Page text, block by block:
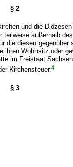
§ 2
und die
teilweise außerhalb
die diesen gegenüber
ihren Wohnsitz oder
im Freistaat
Kirchensteuer.4
§ 3